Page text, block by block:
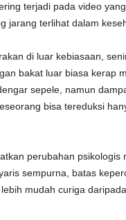
terjadi pada video
jarang terlihat dalam
di luar kebiasaan,
bakat luar biasa kerap
sepele, namun
bisa tereduksi
perubahan
sempurna, batas
mudah curiga